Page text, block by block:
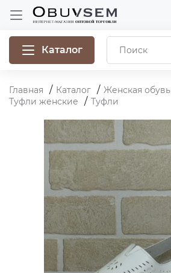
Каталог
Главная Каталог
Женская обувь
Туфли женские
Туфли